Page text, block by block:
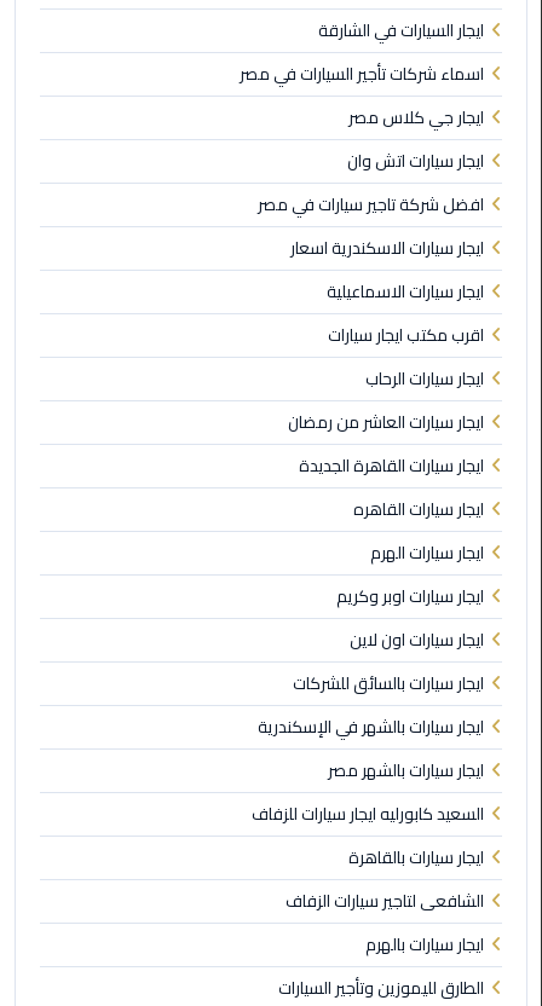
ليموزين
طنطا
ليموزين
المنصورة
ليموزين
كفر
الشيخ
ليموزين
المحلة
الكبرى
ليموزين
السويس
ليموزين
العين
السخنة
ليموزين
الغردقة
ليموزين
شرم
الشيخ
ليموزين
مرسي
علم
ليموزين
اسكندرية
ايجار السيارات في الشارقة
اسماء شركات تأجير السيارات في مصر
ايجار جي كلاس مصر
ايجار سيارات اتش وان
افضل شركة تاجير سيارات في مصر
ايجار سيارات الاسكندرية اسعار
ايجار سيارات الاسماعيلية
اقرب مكتب ايجار سيارات
ايجار سيارات الرحاب
ايجار سيارات العاشر من رمضان
ايجار سيارات القاهرة الجديدة
ايجار سيارات القاهره
ايجار سيارات الهرم
ايجار سيارات اوبر وكريم
ايجار سيارات اون لاين
ايجار سيارات بالسائق للشركات
ايجار سيارات بالشهر في الإسكندرية
ايجار سيارات بالشهر مصر
السعيد كابورليه ايجار سيارات للزفاف
ايجار سيارات بالقاهرة
الشافعى لتاجير سيارات الزفاف
ايجار سيارات بالهرم
الطارق لليموزين وتأجير السيارات